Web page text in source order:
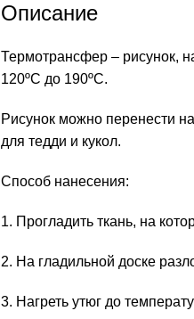
Описание
Термотрансфер – рисунок,
120ºС до 190ºС.
Рисунок можно перенести
для тедди и кукол.
Способ нанесения:
1. Прогладить ткань, на
2. На гладильной доске
3. Нагреть утюг до